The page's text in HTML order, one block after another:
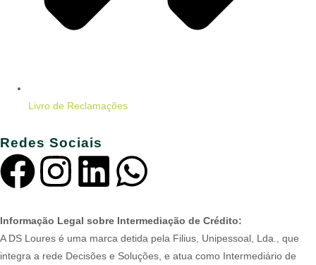
Livro de Reclamações
Redes Sociais
Informação Legal sobre Intermediação de Crédito:
A DS Loures é uma marca detida pela Filius, Unipessoal, Lda., que
integra a rede Decisões e Soluções, e atua como Intermediário de